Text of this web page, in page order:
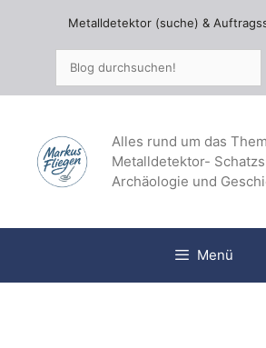
springen
Metalldetektor (suche) &
Alles rund um das
Metalldetektor-
Archäologie und
Menü